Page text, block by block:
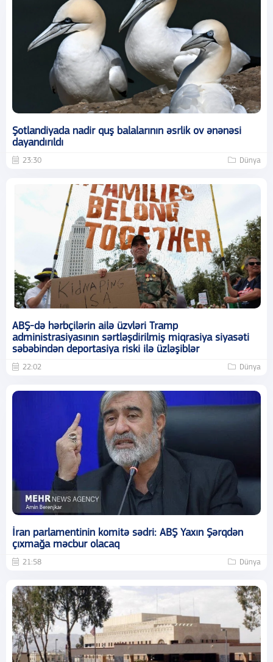
Şotlandiyada nadir quş balalarının əsrlik ov ənənəsi
dayandırıldı
23:30 Dünya
ABŞ-də hərbçilərin ailə üzvləri Tramp
administrasiyasının sərtləşdirilmiş miqrasiya siyasəti
səbəbindən deportasiya riski ilə üzləşiblər
22:02 Dünya
İran parlamentinin komitə sədri: ABŞ Yaxın Şərqdən
çıxmağa məcbur olacaq
21:58 Dünya